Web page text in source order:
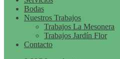
Bodas
Nuestros Trabajos
Trabajos La Mesonera
Trabajos Jardín Flor
Contacto